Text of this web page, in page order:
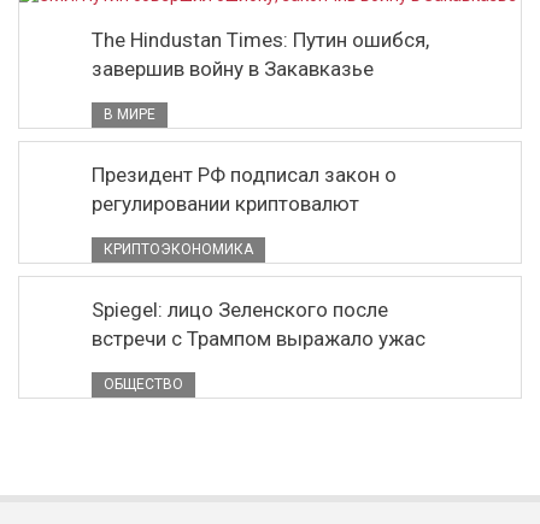
The Hindustan Times: Путин ошибся,
завершив войну в Закавказье
В МИРЕ
Президент РФ подписал закон о
регулировании криптовалют
КРИПТОЭКОНОМИКА
Spiegel: лицо Зеленского после
встречи с Трампом выражало ужас
ОБЩЕСТВО